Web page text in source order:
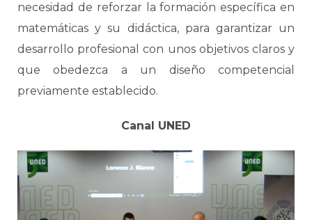
necesidad de reforzar la formación específica en
matemáticas y su didáctica, para garantizar un
desarrollo profesional con unos objetivos claros y
que obedezca a un diseño competencial
previamente establecido.
Canal UNED